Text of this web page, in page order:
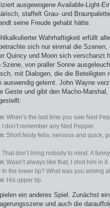
ausgewogene Available-Light-
staffelt Grau- und
seine Freude gehabt hätte.
Wahrhaftigkeit erfüllt
sich nur einmal die Szenen,
Quincy und Moon sich verschanzt
Szene, von praller Sonne
mit Dialogen, die die Beteiligten
auswendig gelernt. John Wayne
Geste und gibt den Macho-
: When’s the last time you saw Ned
: I don’t remember any Ned Pepper.
: Short feisty fella, nervous and quick,
: That don’t bring nobody to mind. A
: Wasn’t always like that, I shot him in it.
: In the lower lip? What was you aiming
: His upper lip.
ein anderes Spiel. Zunächst
und auch die